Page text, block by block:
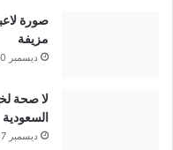
صورة
مزيفة
ديسمبر 30, 2025
لا صحة
السعودية
ديسمبر 27, 2025